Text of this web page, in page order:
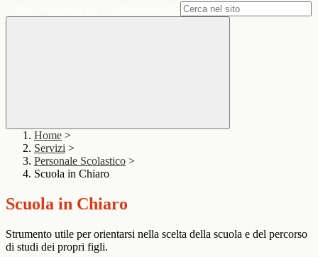
Home >
Servizi >
Personale Scolastico >
Scuola in Chiaro
Scuola in Chiaro
Strumento utile per orientarsi nella scelta della scuola e del percorso
di studi dei propri figli.